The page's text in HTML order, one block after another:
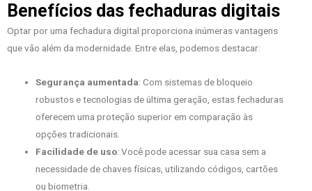
Benefícios das fechaduras digitais
Optar por uma fechadura digital proporciona inúmeras vantagens
que vão além da modernidade. Entre elas, podemos destacar:
Segurança aumentada: Com sistemas de bloqueio
robustos e tecnologias de última geração, estas fechaduras
oferecem uma proteção superior em comparação às
opções tradicionais.
Facilidade de uso: Você pode acessar sua casa sem a
necessidade de chaves físicas, utilizando códigos, cartões
ou biometria.